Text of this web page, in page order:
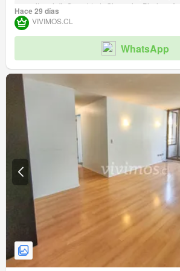
amenity_wi_fi Seguridad Gimnasio Piscina
Conserje Parilla
Hace 29 días
VIVIMOS.CL
WhatsApp